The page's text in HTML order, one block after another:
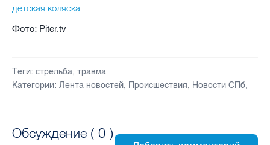
детская коляска.
Фото: Piter.tv
Теги: стрельба, травма
Категории: Лента новостей, Происшествия, Новости СПб,
Обсуждение ( 0 )